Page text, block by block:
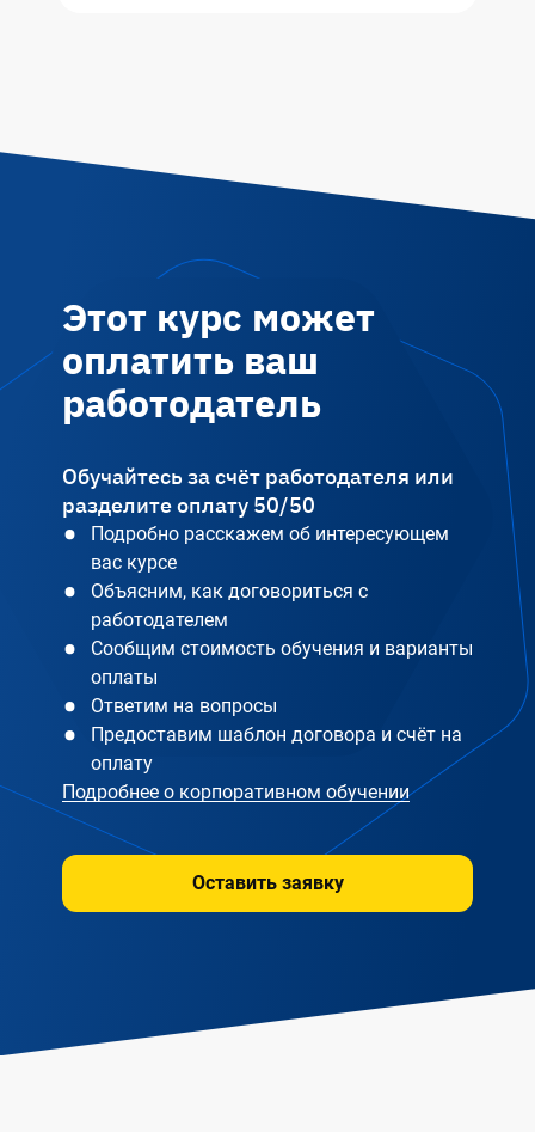
Этот курс может
оплатить ваш
работодатель
Обучайтесь за счёт работодателя или
разделите оплату 50/50
Подробно расскажем об интересующем
вас курсе
Объясним, как договориться с
работодателем
Сообщим стоимость обучения и варианты
оплаты
Ответим на вопросы
Предоставим шаблон договора и счёт на
оплату
Подробнее о корпоративном обучении
Оставить заявку